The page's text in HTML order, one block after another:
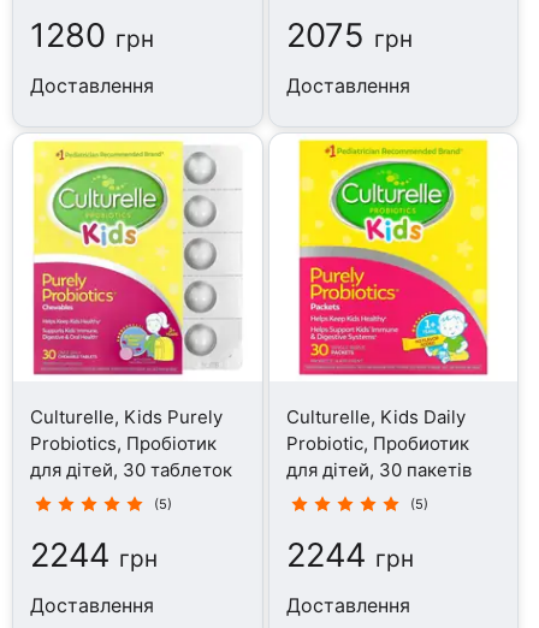
1280 грн
Доставлення
2075 грн
Доставлення
Culturelle, Kids Purely
Probiotics, Пробіотик
для дітей, 30 таблеток
(5)
2244 грн
Доставлення
Culturelle, Kids Daily
Probiotic, Пробиотик
для дітей, 30 пакетів
(5)
2244 грн
Доставлення